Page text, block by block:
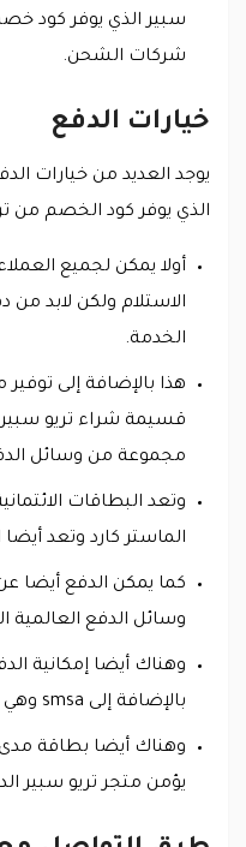
سبير الذي يوفر كود
شركات الشحن.
خيارات الدفع
يوجد العديد من خيارات
الذي يوفر كود الخصم من
أولا يمكن لجميع
الاستلام ولكن لابد
الخدمة.
هذا بالإضافة إلى
قسيمة شراء تريو
مجموعة من وسائل
وتعد البطاقات
الماستر كارد وتعد
وسائل الدفع العالمية
وهناك أيضا إمكانية
بالإضافة إلى smsa وهي من أشهر الطرق المتاحة.
وهناك أيضا بطاقة مدى
يؤمن متجر تريو سبير